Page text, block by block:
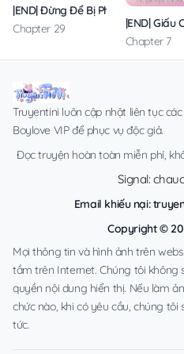
|END| Đừng Để Bị Phát Hiện!!
Chapter 29
|END| Giấu
Chapter 7
Truyentini luôn cập nhật liên tục
Boylove VIP để phục vụ độc giả.
Đọc truyện hoàn toàn miễn phí,
Signal:
Email khiếu nại:
Copyright ©
Mọi thông tin và hình ảnh trên
tầm trên Internet. Chúng tôi không
quyền nội dung hiển thị. Nếu làm
chức nào, khi có yêu cầu, chúng
tức.